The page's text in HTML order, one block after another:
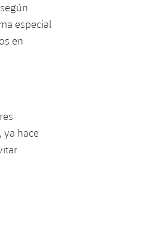
especial
en
ya hace